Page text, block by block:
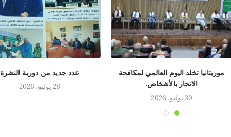
موريتانيا تخلد اليوم العالمي لمكافحة
الاتجار بالأشخاص.
30 يوليو، 2026
عدد جديد من دورية النشرة
28 يوليو، 2026